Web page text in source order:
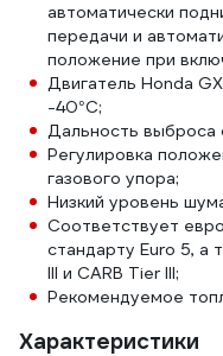
автоматически
передачи и
положение при
Двигатель Honda
-40°С;
Дальность выброса
Регулировка
газового упора;
Низкий уровень
Соответствует
стандарту Euro 5, а
III и CARB Tier III;
Рекомендуемое
Характеристики